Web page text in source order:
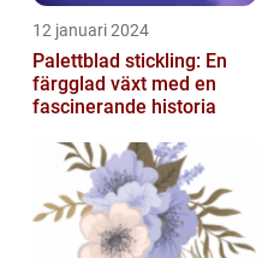
12 januari 2024
Palettblad stickling: En
färgglad växt med en
fascinerande historia